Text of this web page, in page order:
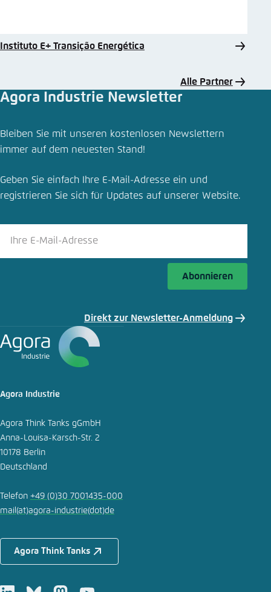
Instituto E+ Transição Energética
Alle Partner
Agora Industrie Newsletter
Bleiben Sie mit unseren kostenlosen Newslettern
immer auf dem neuesten Stand!
Geben Sie einfach Ihre E-Mail-Adresse ein und
registrieren Sie sich für Updates auf unserer Website.
Abonnieren
Direkt zur Newsletter-Anmeldung
Agora Industrie
Agora Think Tanks gGmbH
Anna-Louisa-Karsch-Str. 2
10178 Berlin
Deutschland
Telefon +49 (0)30 7001435-000
mail(at)agora-industrie(dot)de
Agora Think Tanks